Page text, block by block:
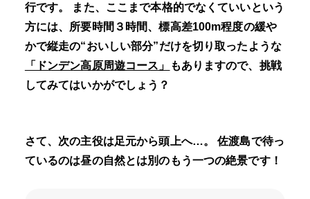
行です。 また、ここまで本格的でなくていいという
方には、所要時間３時間、標高差100m程度の緩や
かで縦走の“おいしい部分”だけを切り取ったような
「ドンデン高原周遊コース」
もありますので、挑戦
してみてはいかがでしょう？
さて、次の主役は足元から頭上へ…。 佐渡島で待っ
ているのは昼の自然とは別のもう一つの絶景です！